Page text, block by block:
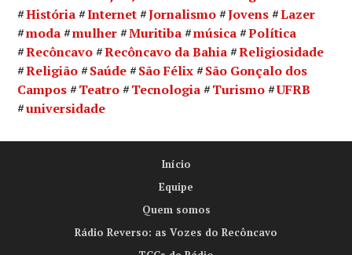
História
Internet Jornalismo Jovens
Lazer
moda
mulher Muritiba música
Política
Recôncavo
Recôncavo da Bahia
Religiosidade
Religião
Saúde São Félix
São Gonçalo dos
Campos
Teatro Tecnologia Turismo
UFRB
universidade
Início
Equipe
Quem somos
Rádio Reverso: as Vozes do Recôncavo